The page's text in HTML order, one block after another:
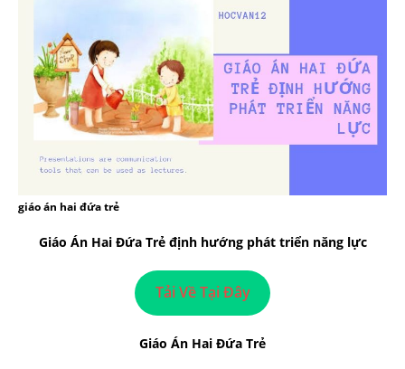
giáo án hai đứa trẻ
Giáo Án Hai Đứa Trẻ định hướng phát triển năng lực
Tải Về Tại Đây
Giáo Án Hai Đứa Trẻ